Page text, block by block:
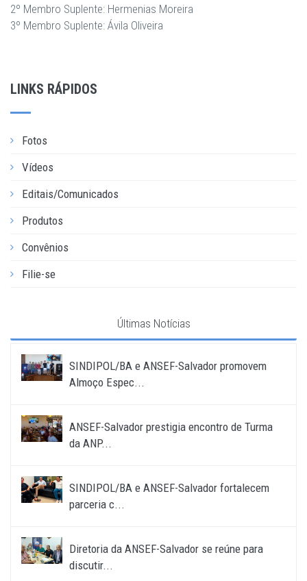
2º Membro Suplente: Hermenias Moreira
3º Membro Suplente: Ávila Oliveira
LINKS RÁPIDOS
Fotos
Vídeos
Editais/Comunicados
Produtos
Convênios
Filie-se
Últimas Notícias
SINDIPOL/BA e ANSEF-Salvador promovem
Almoço Espec...
ANSEF-Salvador prestigia encontro de Turma
da ANP...
SINDIPOL/BA e ANSEF-Salvador fortalecem
parceria c...
Diretoria da ANSEF-Salvador se reúne para
discutir...